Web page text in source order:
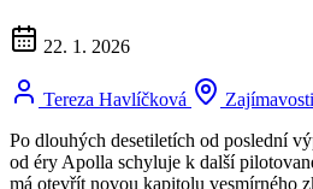
22. 1. 2026
Tereza Havlíčková
Zajímavosti
Po dlouhých desetiletích od poslední
od éry Apolla schyluje k další
má otevřít novou kapitolu vesmírného